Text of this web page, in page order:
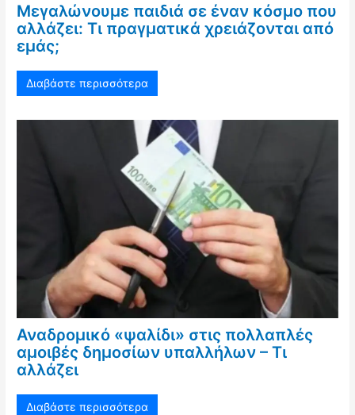
Μεγαλώνουμε παιδιά σε έναν κόσμο που
αλλάζει: Τι πραγματικά χρειάζονται από
εμάς;
Διαβάστε περισσότερα
Αναδρομικό «ψαλίδι» στις πολλαπλές
αμοιβές δημοσίων υπαλλήλων – Τι
αλλάζει
Διαβάστε περισσότερα